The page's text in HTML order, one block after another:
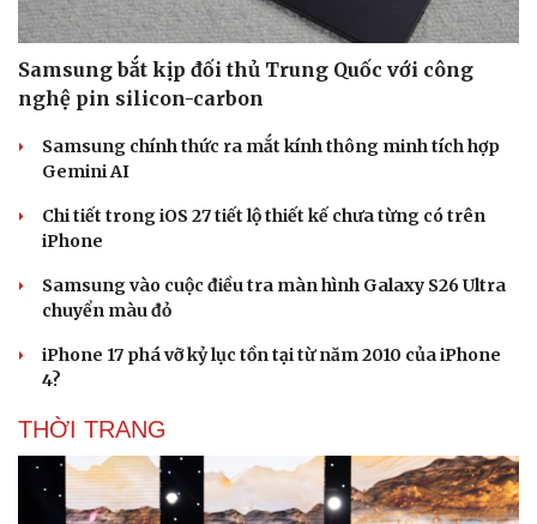
Samsung bắt kịp đối thủ Trung Quốc với công
nghệ pin silicon-carbon
Samsung chính thức ra mắt kính thông minh tích hợp
Gemini AI
Chi tiết trong iOS 27 tiết lộ thiết kế chưa từng có trên
iPhone
Samsung vào cuộc điều tra màn hình Galaxy S26 Ultra
chuyển màu đỏ
iPhone 17 phá vỡ kỷ lục tồn tại từ năm 2010 của iPhone
4?
THỜI TRANG